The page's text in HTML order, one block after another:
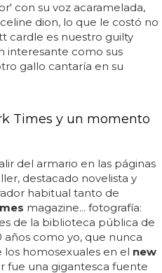
con su voz acaramelada,
dion, lo que le costó no
cardle es nuestro guilty
interesante como sus
gallo cantaría en su
Times y un momento
del armario en las páginas
destacado novelista y
habitual tanto de
magazine... fotografía:
de la biblioteca pública de
años como yo, que nunca
homosexuales en el new
fue una gigantesca fuente